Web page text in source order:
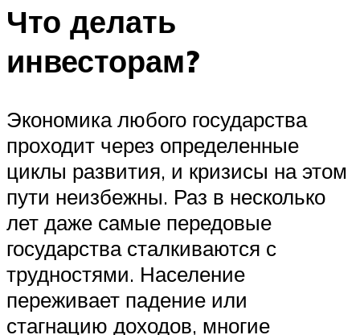
Что делать
инвесторам?
Экономика любого государства
проходит через определенные
циклы развития, и кризисы на этом
пути неизбежны. Раз в несколько
лет даже самые передовые
государства сталкиваются с
трудностями. Население
переживает падение или
стагнацию доходов, многие